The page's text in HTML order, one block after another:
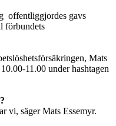
offentliggjordes gavs
förbundets
Mats
11.00 under hashtagen
vi, säger Mats Essemyr.